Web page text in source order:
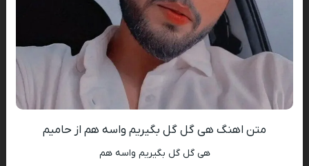
متن اهنگ هی گل گل بگیریم واسه هم از حامیم
هی گل گل بگیریم واسه هم